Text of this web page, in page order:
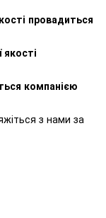
провадиться
компанією
з нами за